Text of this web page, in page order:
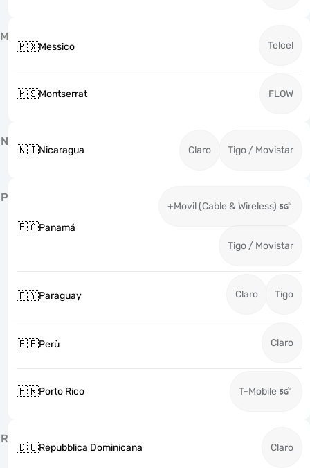
M
🇲🇽Messico Telcel
🇲🇸Montserrat FLOW
N
🇳🇮Nicaragua Claro Tigo / Movistar
P
🇵🇦Panamá
+Movil (Cable & Wireless)
Tigo / Movistar
🇵🇾Paraguay Claro Tigo
🇵🇪Perù Claro
🇵🇷Porto Rico T-Mobile
R
🇩🇴Repubblica Dominicana Claro